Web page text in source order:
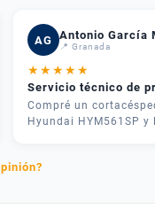
AG Antonio García
📍 Granada
★★★★★
Servicio técnico de
Compré un
Hyundai HYM561SP y
teléfono y me